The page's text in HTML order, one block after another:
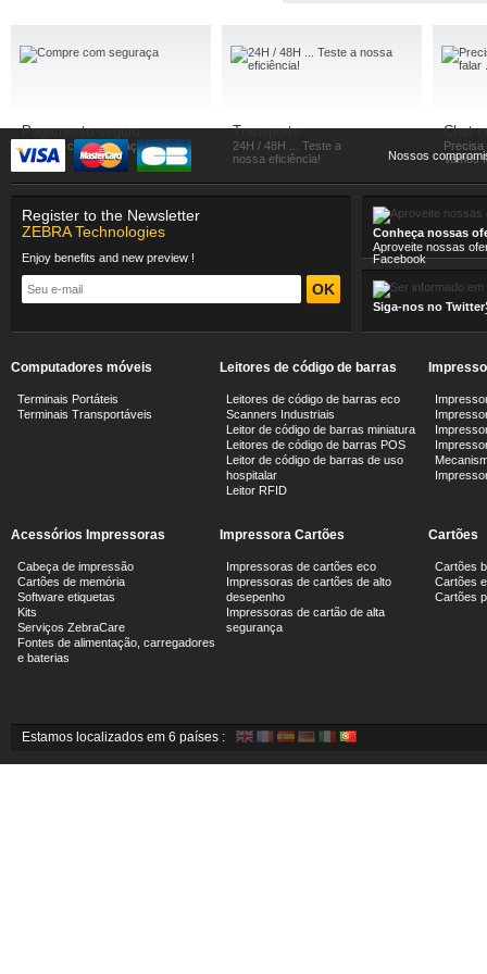
Pagamento seguro
Compre com seguraça
Transporte
24H / 48H ... Teste a
nossa eficiência!
Chat
Precisa
Vamos
Nossos
Register to the Newsletter
ZEBRA Technologies
Enjoy benefits and new preview !
Conheça nossas
Aproveite nossas
Facebook
Siga-nos no Twitter
Computadores móveis
Terminais Portáteis
Terminais Transportáveis
Leitores de código de barras
Leitores de código de barras eco
Scanners Industriais
Leitor de código de barras miniatura
Leitores de código de barras POS
Leitor de código de barras de uso
hospitalar
Leitor RFID
Acessórios Impressoras
Cabeça de impressão
Cartões de memória
Software etiquetas
Kits
Serviços ZebraCare
Fontes de alimentação, carregadores
e baterias
Impressora Cartões
Impressoras de cartões eco
Impressoras de cartões de alto
desepenho
Impressoras de cartão de alta
segurança
Cartões
Cartões
Cartões
Cartões
Estamos localizados em 6 países :